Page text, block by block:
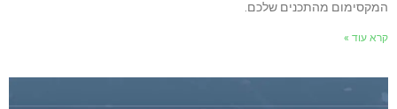
המקסימום מהתכנים שלכם.
קרא עוד »